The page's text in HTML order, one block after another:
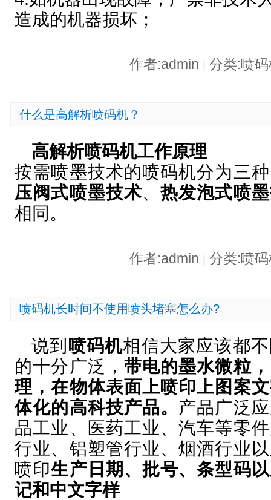
造成的机器损坏；
作者:admin 分类:喷
什么是高解析喷码机？
高解析喷码机工作原理
按需喷墨技术的喷码机分为三
压阀式喷墨技术、热发泡式喷
相同。
作者:admin | 分类:喷
喷码机长时间不使用喷头堵塞怎么办?
说到 喷码机相信大家应该都
的十分广泛， 带电的墨水微粒
理，在物体表面上喷印上图案
体化的高科技产品。 产品广泛
品工业、医药工业、汽车等零
行业、铝塑管行业、烟酒行业
喷印生产日期、批号、条型码
记和中文字样